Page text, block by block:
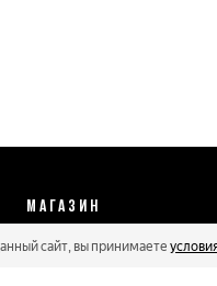
МАГАЗИН
Реквизиты
сайт, вы принимаете